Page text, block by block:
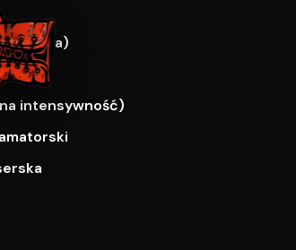
trenera)
intensywność)